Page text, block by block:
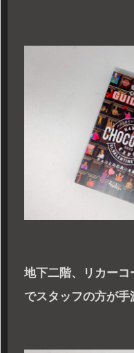
地下二階、リカー
でスタッフの方が手